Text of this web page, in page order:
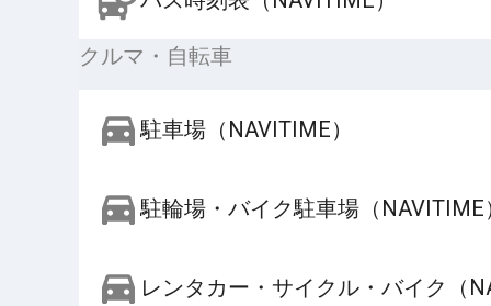
クルマ・自転車
駐車場（NAVITIME）
駐輪場・バイク駐車場（NAVITIME
レンタカー・サイクル・バイク（